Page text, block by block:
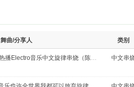
舞曲/分享人 类别
Dj媚娘-2024精选抖音热播Electro音乐中文旋律串烧（陈陈专属定制） 中文串